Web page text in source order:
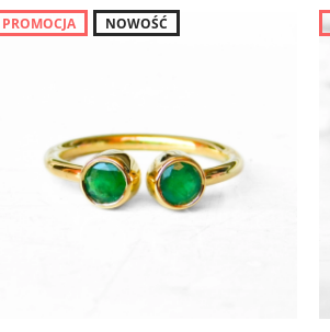
PROMOCJA NOWOŚĆ